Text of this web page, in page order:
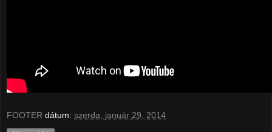
FOOTER dátum: szerda, január 29, 2014